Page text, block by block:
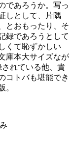
であろうか。写っ
しとして、片隅
とおもったり、そ
録であろうとして
くて恥ずかしい
庫本大サイズなが
れている他、貴
コトバも堪能でき
。
並み